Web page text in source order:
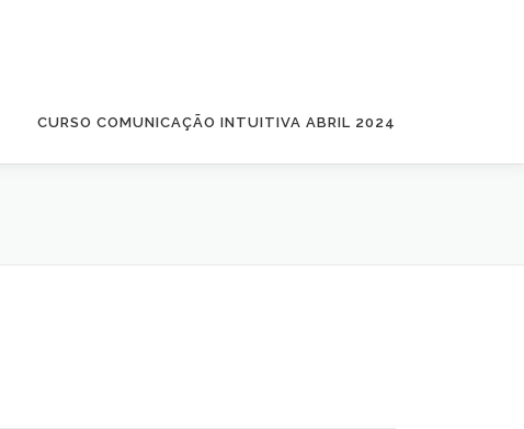
CURSO COMUNICAÇÃO INTUITIVA ABRIL 2024